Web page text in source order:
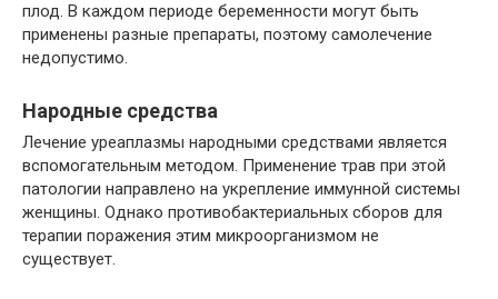
плод. В каждом периоде беременности могут быть
применены разные препараты, поэтому самолечение
недопустимо.
Народные средства
Лечение уреаплазмы народными средствами является
вспомогательным методом. Применение трав при этой
патологии направлено на укрепление иммунной системы
женщины. Однако противобактериальных сборов для
терапии поражения этим микроорганизмом не
существует.